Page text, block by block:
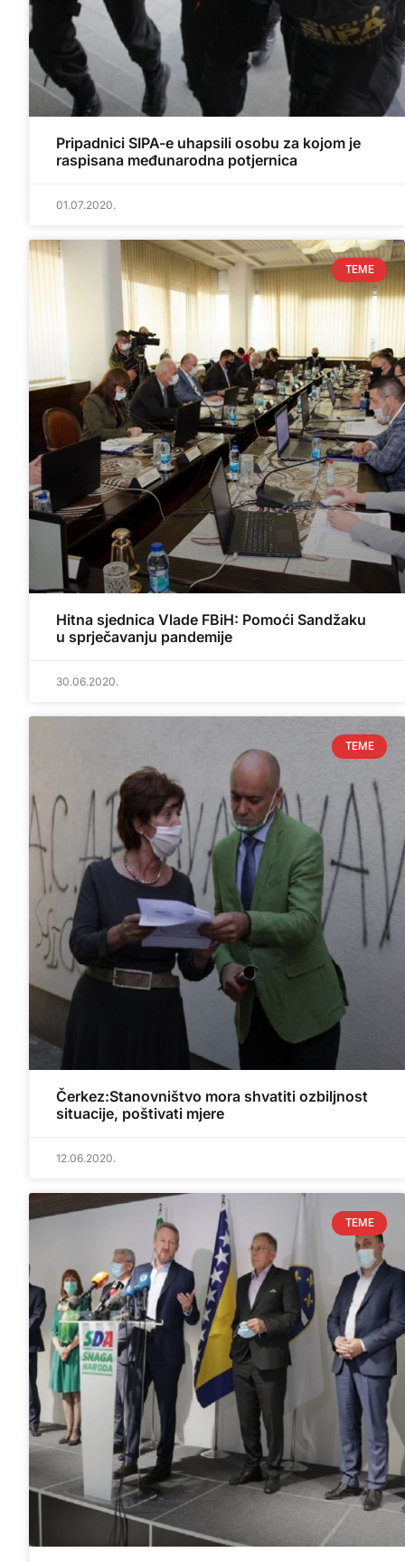
Pripadnici SIPA-e uhapsili osobu za kojom je
raspisana međunarodna potjernica
01.07.2020.
TEME
Hitna sjednica Vlade FBiH: Pomoći Sandžaku
u sprječavanju pandemije
30.06.2020.
TEME
Čerkez:Stanovništvo mora shvatiti ozbiljnost
situacije, poštivati mjere
12.06.2020.
TEME